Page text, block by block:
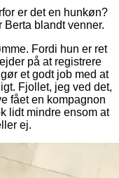
er det en hunkøn?
blandt venner.
Fordi hun er ret
på at registrere
et godt job med at
Fjollet, jeg ved det,
fået en kompagnon
lidt mindre ensom at
ej.